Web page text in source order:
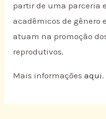
partir de uma parceria
acadêmicos de gênero
atuam na promoção
reprodutivos.
Mais informaçõesaqui.